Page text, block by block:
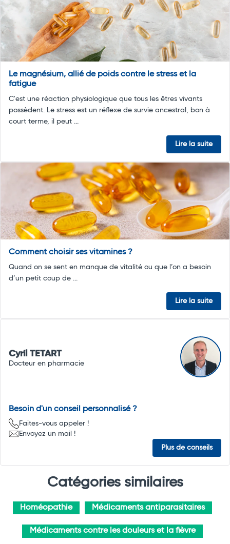
Le magnésium, allié de poids contre le stress et la
fatigue
C'est une réaction physiologique que tous les êtres vivants
possèdent. Le stress est un réflexe de survie ancestral, bon à
court terme, il peut ...
Lire la suite
Comment choisir ses vitamines ?
Quand on se sent en manque de vitalité ou que l’on a besoin
d’un petit coup de ...
Lire la suite
Cyril TETART
Docteur en pharmacie
Besoin d'un conseil personnalisé ?
Faites-vous appeler !
Envoyez un mail !
Plus de conseils
Catégories similaires
Homéopathie Médicaments antiparasitaires
Médicaments contre les douleurs et la fièvre